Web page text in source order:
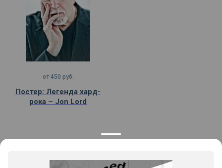
от 450 руб.
Постер: Легенда хард-
рока – Jon Lord